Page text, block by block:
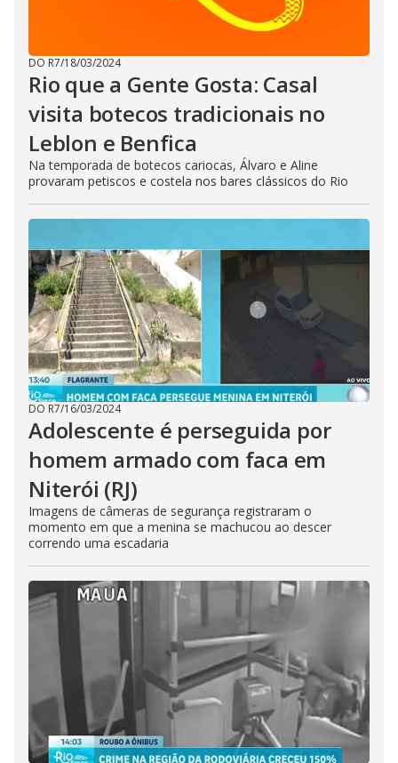
DO R7/18/03/2024
Rio que a Gente Gosta: Casal
visita botecos tradicionais no
Leblon e Benfica
Na temporada de botecos cariocas, Álvaro e Aline
provaram petiscos e costela nos bares clássicos do Rio
DO R7/16/03/2024
Adolescente é perseguida por
homem armado com faca em
Niterói (RJ)
Imagens de câmeras de segurança registraram o
momento em que a menina se machucou ao descer
correndo uma escadaria